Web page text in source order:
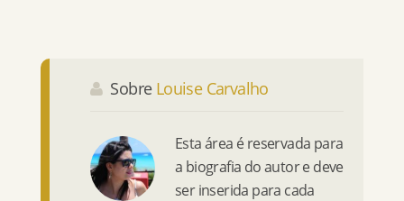
Sobre Louise Carvalho
Esta área é reservada para
a biografia do autor e deve
ser inserida para cada